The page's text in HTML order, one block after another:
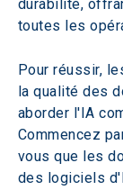
durabilité,
toutes les
Pour réussir,
la qualité des
aborder l'IA
Commencez
vous que les
des logiciels